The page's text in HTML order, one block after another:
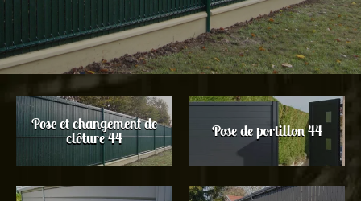
Pose et changement de
clôture 44 Pose de portillon 44